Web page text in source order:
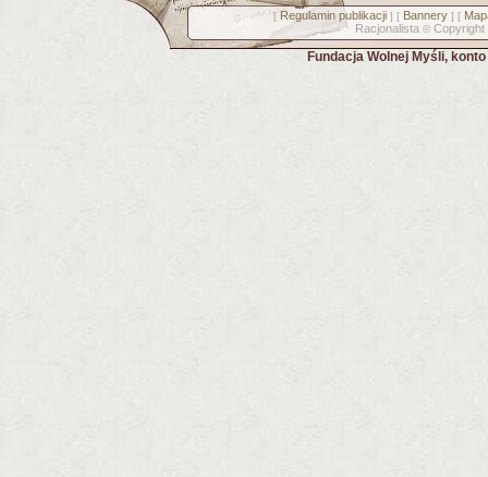
[ Regulamin publikacji] [ Bannery] [
Racjonalista © Copyright
Fundacja Wolnej Myśli,